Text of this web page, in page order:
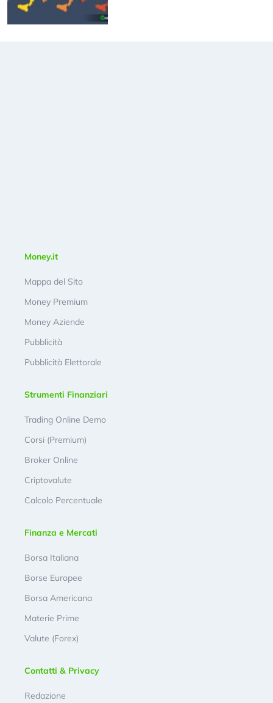
Money.it
Mappa del Sito
Money Premium
Money Aziende
Pubblicità
Pubblicità Elettorale
Strumenti Finanziari
Trading Online Demo
Corsi (Premium)
Broker Online
Criptovalute
Calcolo Percentuale
Finanza e Mercati
Borsa Italiana
Borse Europee
Borsa Americana
Materie Prime
Valute (Forex)
Contatti & Privacy
Redazione